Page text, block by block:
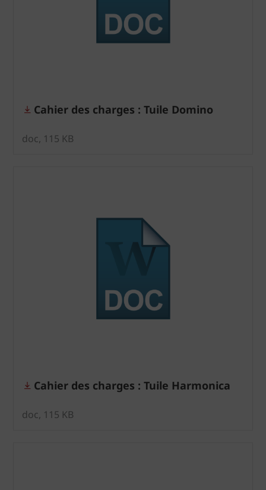
Cahier des charges : Tuile Domino
doc, 115 KB
Cahier des charges : Tuile Harmonica
doc, 115 KB